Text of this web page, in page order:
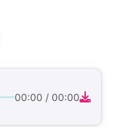
00:00 / 00:00